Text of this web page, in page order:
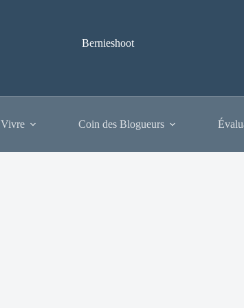
Bernieshoot
Coin des Blogueurs